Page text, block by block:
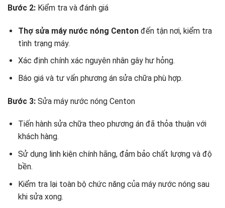
Bước 2: Kiểm tra và đánh giá
Thợ sửa máy nước nóng Centon đến tận nơi, kiểm tra
tình trạng máy.
Xác định chính xác nguyên nhân gây hư hỏng.
Báo giá và tư vấn phương án sửa chữa phù hợp.
Bước 3: Sửa máy nước nóng Centon
Tiến hành sửa chữa theo phương án đã thỏa thuận với
khách hàng.
Sử dụng linh kiện chính hãng, đảm bảo chất lượng và độ
bền.
Kiểm tra lại toàn bộ chức năng của máy nước nóng sau
khi sửa xong.